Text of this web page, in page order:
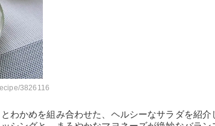
3826116
わかめを組み合わせた、ヘルシーなサラダを紹介